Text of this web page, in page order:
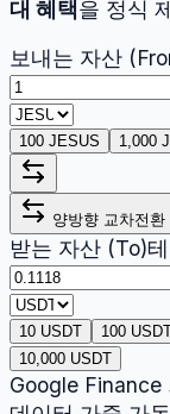
대 혜택을 정식
보내는 자산
100 JESUS 1,000
양방향 교차전환
받는 자산 (To)
10 USDT 100
10,000 USDT
Google Finance